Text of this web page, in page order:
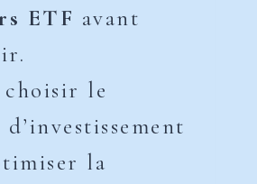
ETF avant
choisir le
la